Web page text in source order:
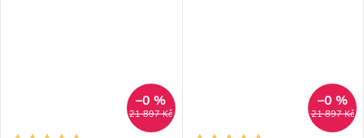
21 897 Kč
–0 %
21 897 Kč
–0 %